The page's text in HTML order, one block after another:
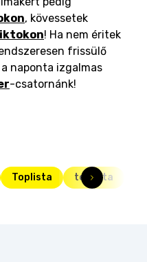
, kövessetek
! Ha nem éritek
frissülő
naponta izgalmas
-csatornánk!
Toplista toplista